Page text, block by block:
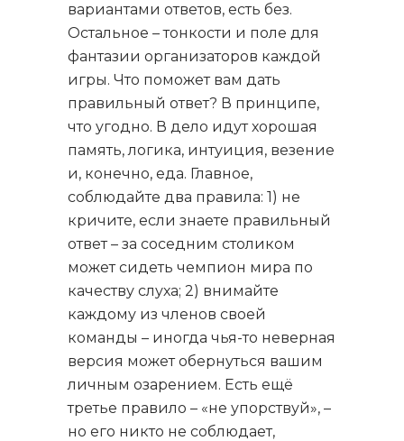
вариантами ответов, есть без.
Остальное – тонкости и поле для
фантазии организаторов каждой
игры. Что поможет вам дать
правильный ответ? В принципе,
что угодно. В дело идут хорошая
память, логика, интуиция, везение
и, конечно, еда. Главное,
соблюдайте два правила: 1) не
кричите, если знаете правильный
ответ – за соседним столиком
может сидеть чемпион мира по
качеству слуха; 2) внимайте
каждому из членов своей
команды – иногда чья-то неверная
версия может обернуться вашим
личным озарением. Есть ещё
третье правило – «не упорствуй», –
но его никто не соблюдает,